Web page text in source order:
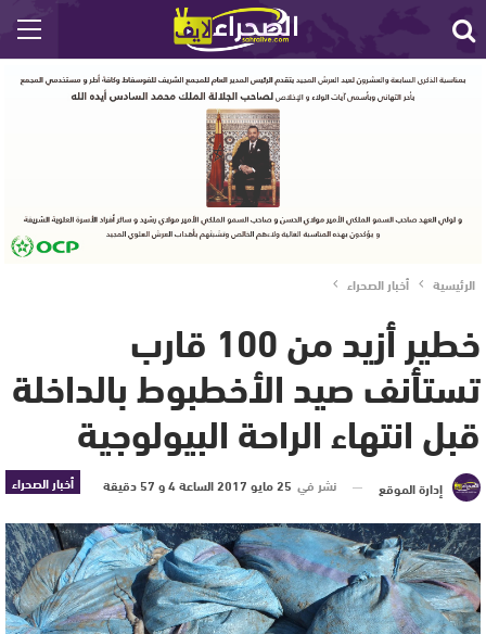
الرئيسية أخبار الصحراء
خطير أزيد من 100 قارب
تستأنف صيد الأخطبوط بالداخلة
قبل انتهاء الراحة البيولوجية
أخبار الصحراء إدارة الموقع نشر في 25 مايو 2017 الساعة 4 و 57 دقيقة